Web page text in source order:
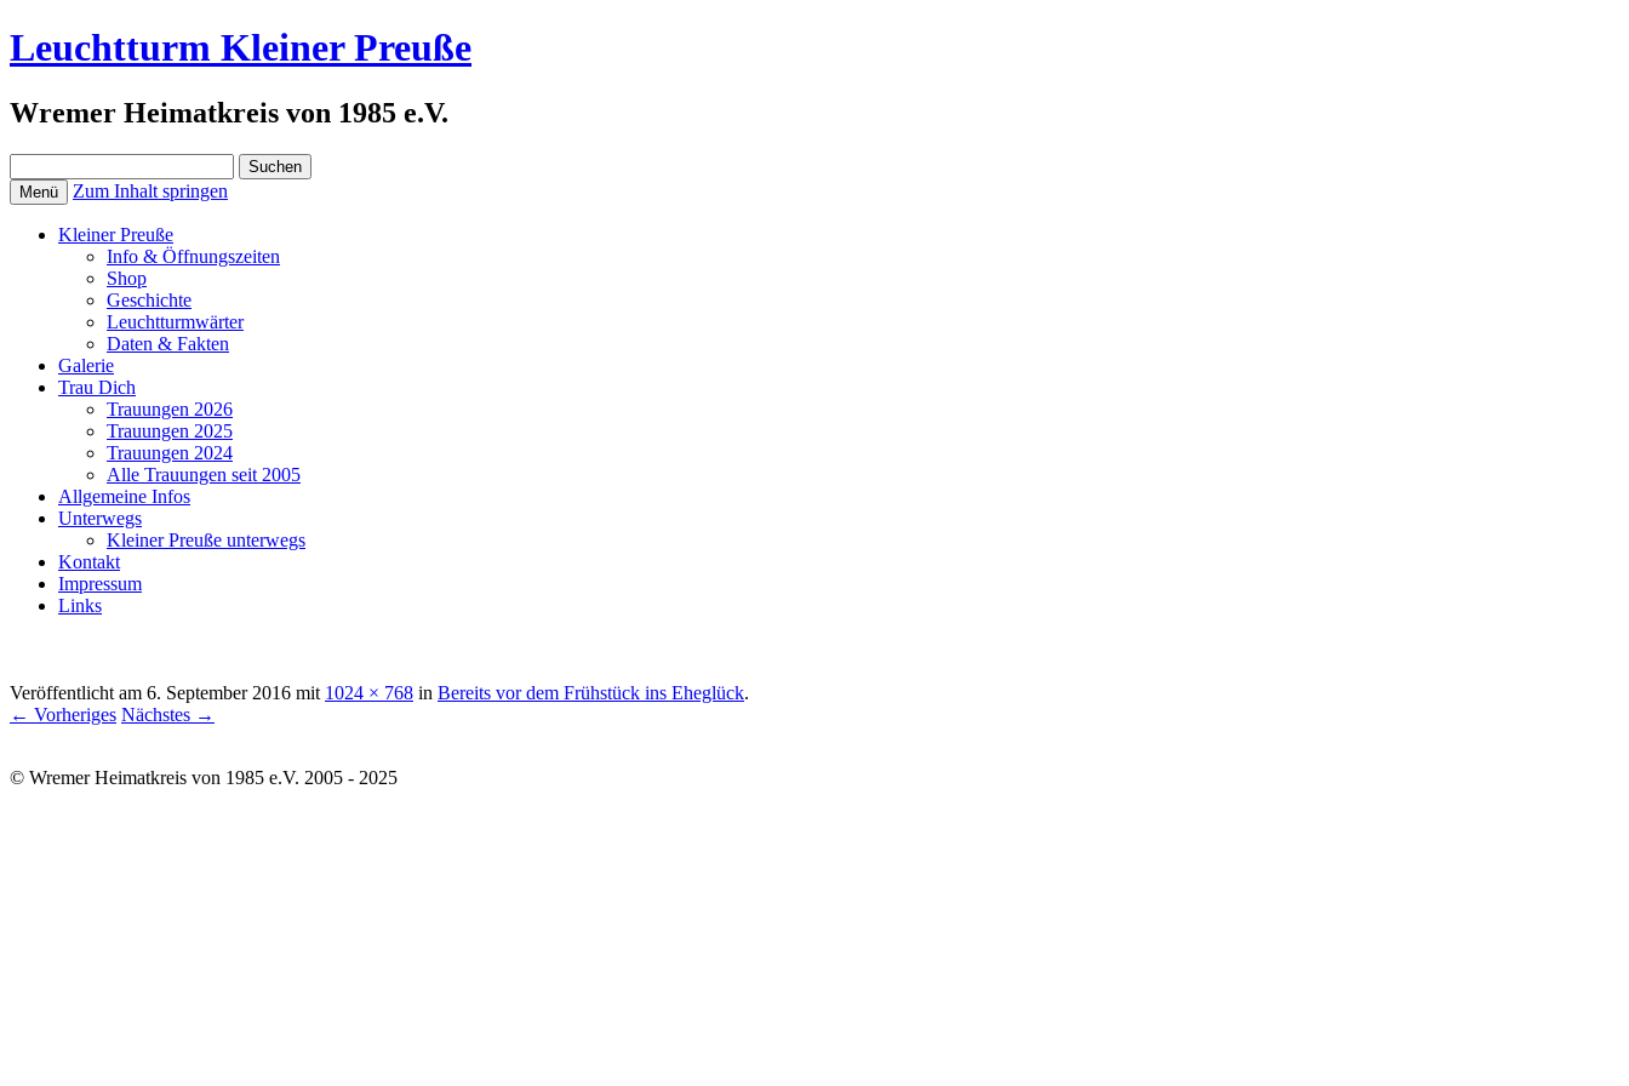
Leuchtturm Kleiner Preuße
Wremer Heimatkreis von 1985 e.V.
nach:
Menü Zum Inhalt springen
Kleiner Preuße
Info & Öffnungszeiten
Shop
Geschichte
Leuchtturmwärter
Daten & Fakten
Galerie
Trau Dich
Trauungen 2026
Trauungen 2025
Trauungen 2024
Alle Trauungen seit 2005
Allgemeine Infos
Unterwegs
Kleiner Preuße unterwegs
Kontakt
Impressum
Links
Veröffentlicht am 6. September 2016 mit 1024 × 768 in Bereits vor dem Frühstück ins Eheglück.
← Vorheriges Nächstes →
© Wremer Heimatkreis von 1985 e.V. 2005 - 2025